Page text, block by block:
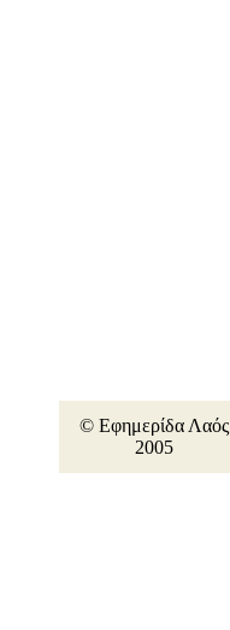
© Εφημερίδα Λαός
2005